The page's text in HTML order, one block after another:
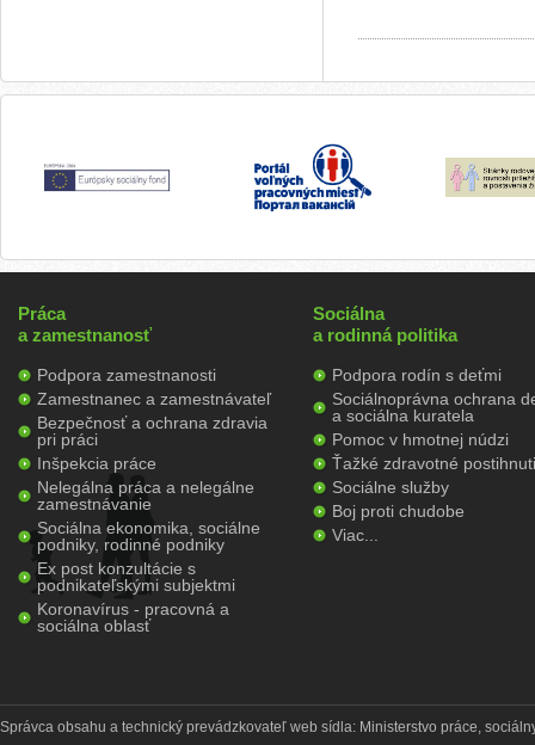
Práca
a zamestnanosť
Podpora zamestnanosti
Zamestnanec a zamestnávateľ
Bezpečnosť a ochrana zdravia
pri práci
Inšpekcia práce
Nelegálna práca a nelegálne
zamestnávanie
Sociálna ekonomika, sociálne
podniky, rodinné podniky
Ex post konzultácie s
podnikateľskými subjektmi
Koronavírus - pracovná a
sociálna oblasť
Sociálna
a rodinná politika
Podpora rodín s deťmi
Sociálnoprávna ochrana
a sociálna kuratela
Pomoc v hmotnej núdzi
Ťažké zdravotné
Sociálne služby
Boj proti chudobe
Viac...
Správca obsahu a technický prevádzkovateľ web sídla: Ministerstvo práce,